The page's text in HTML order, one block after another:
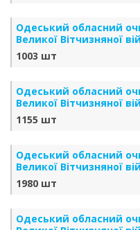
Одеський обласний
Великої Вітчизняної
1003 шт
Одеський обласний
Великої Вітчизняної
1155 шт
Одеський обласний
Великої Вітчизняної
1980 шт
Одеський обласний